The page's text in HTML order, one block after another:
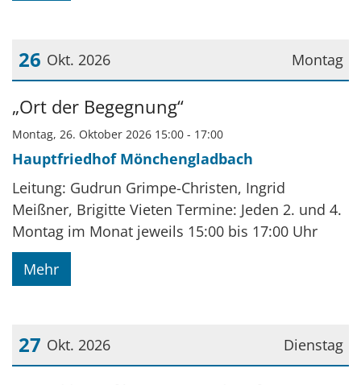
Montag
26 Okt. 2026
Datum: 26. Oktober 2026
„Ort der Begegnung“
Montag, 26. Oktober 2026 15:00 - 17:00
Hauptfriedhof Mönchengladbach
Leitung: Gudrun Grimpe-Christen, Ingrid
Meißner, Brigitte Vieten Termine: Jeden 2. und 4.
Montag im Monat jeweils 15:00 bis 17:00 Uhr
Mehr
Dienstag
27 Okt. 2026